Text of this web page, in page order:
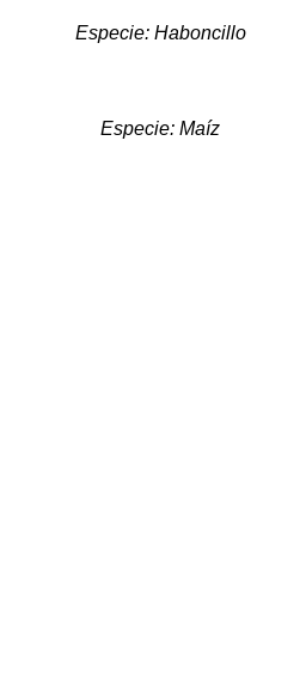
Especie: Haboncillo
Especie: Maíz